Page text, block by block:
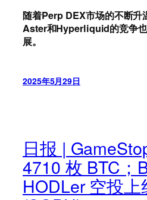
随着Perp DEX市场的不断升
Aster和Hyperliquid的竞争
展。
2025年5月29日
日报 |
4710 枚 BTC；
HODLer 空投上